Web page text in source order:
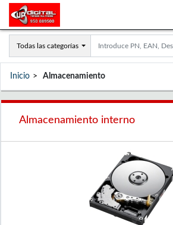
Todas las categorías
Inicio Almacenamiento
Almacenamiento interno